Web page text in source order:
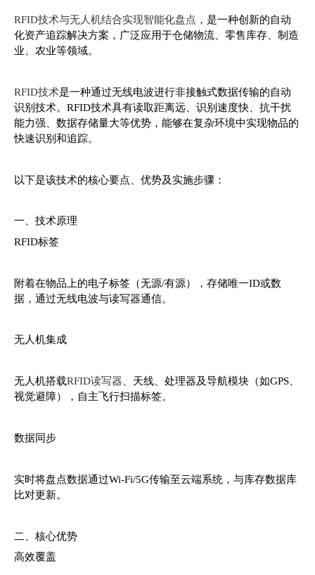
RFID技术与无人机结合实现智能化盘点 ，是一种创新的自动
化资产追踪解决方案，广泛应用于仓储物流、零售库存、制造
业、农业等领域。
RFID技术是一种通过无线电波进行非接触式数据传输的自动
识别技术。RFID技术具有读取距离远、识别速度快、抗干扰
能力强、数据存储量大等优势，能够在复杂环境中实现物品的
快速识别和追踪。
以下是该技术的核心要点、优势及实施步骤：
一、技术原理
RFID标签
附着在物品上的电子标签（无源/有源），存储唯一ID或数
据，通过无线电波与读写器通信。
无人机集成
无人机搭载RFID读写器 、天线、处理器及导航模块（如GPS、
视觉避障），自主飞行扫描标签。
数据同步
实时将盘点数据通过Wi-Fi/5G传输至云端系统，与库存数据库
比对更新。
二、核心优势
高效覆盖